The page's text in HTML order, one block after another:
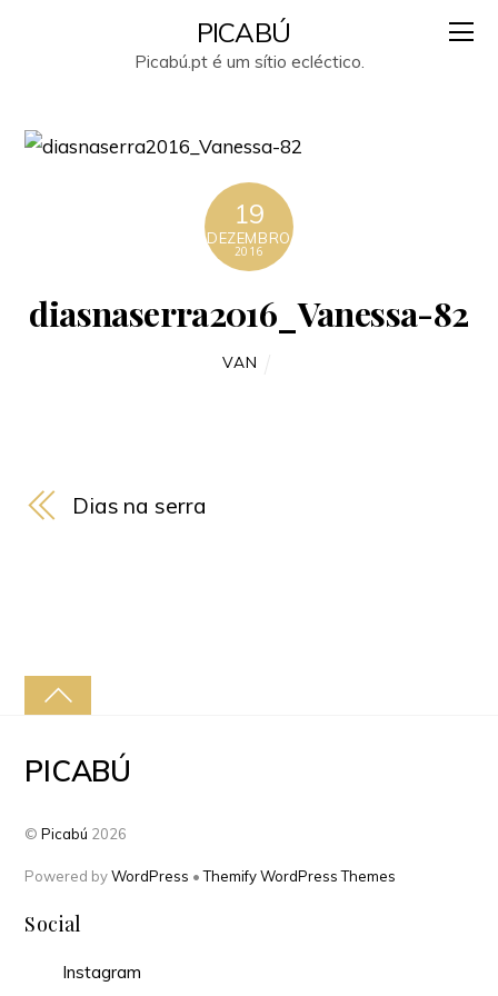
PICABÚ
Picabú.pt é um sítio ecléctico.
19
DEZEMBRO
2016
diasnaserra2016_Vanessa-82
VAN
Dias na serra
PICABÚ
©Picabú 2026
Powered byWordPress •Themify WordPress Themes
Social
Instagram